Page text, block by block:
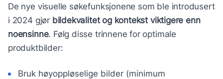
De nye visuelle søkefunksjonene som ble introdusert
i 2024 gjør bildekvalitet og kontekst viktigere enn
noensinne. Følg disse trinnene for optimale
produktbilder:
Bruk høyoppløselige bilder (minimum